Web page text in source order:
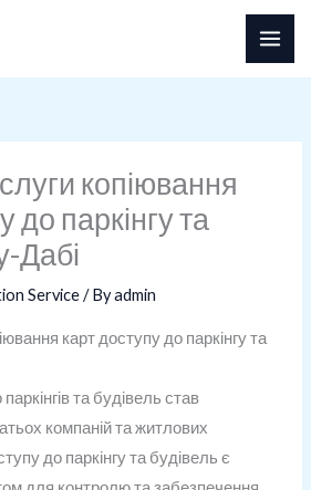
копіювання
до паркінгу та
Дабі
Service/ Byadmin
карт доступу до паркінгу та
та будівель став
компаній та житлових
до паркінгу та будівель є